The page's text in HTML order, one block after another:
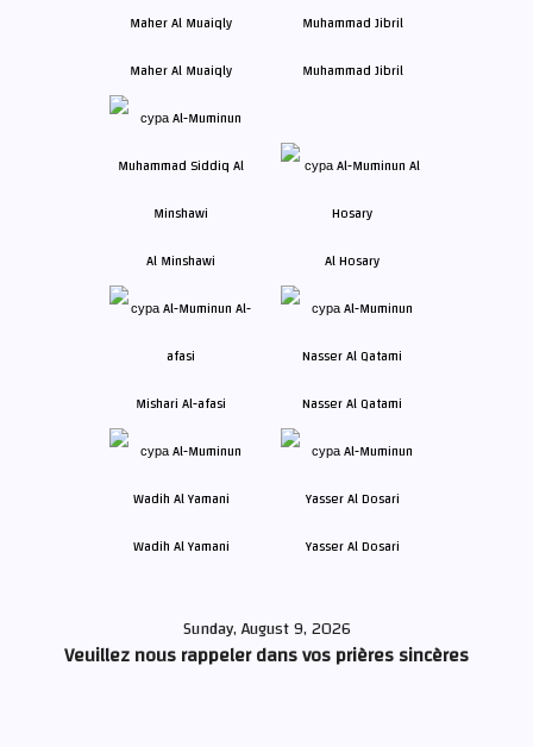
Maher Al Muaiqly Muhammad Jibril
Al Minshawi Al Hosary
Mishari Al-afasi Nasser Al Qatami
Wadih Al Yamani Yasser Al Dosari
Sunday, August 9, 2026
Veuillez nous rappeler dans vos prières sincères